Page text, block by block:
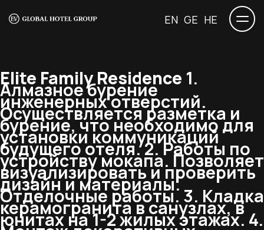
EN GE HE
Elite Family Residence 1.
Алмазное бурение
инженерных отверстий.
Осуществляется разметка и
бурение, что необходимо для
установки коммуникаций
будущего отеля. 2. Работы по
устройству мокапа. Позволяет
визуализировать и проверить
дизайн и материалы.
Отделочные работы. 3. Кладка
керамогранита в санузлах, в
юнитах на 1-2 жилых этажах. 4.